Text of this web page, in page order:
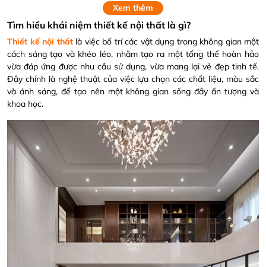
Xem thêm
Tìm hiểu khái niệm thiết kế nội thất là gì?
Thiết kế nội thấtlà việc bố trí các vật dụng trong không gian một
cách sáng tạo và khéo léo, nhằm tạo ra một tổng thể hoàn hảo
vừa đáp ứng được nhu cầu sử dụng, vừa mang lại vẻ đẹp tinh tế.
Đây chính là nghệ thuật của việc lựa chọn các chất liệu, màu sắc
và ánh sáng, để tạo nên một không gian sống đầy ấn tượng và
khoa học.